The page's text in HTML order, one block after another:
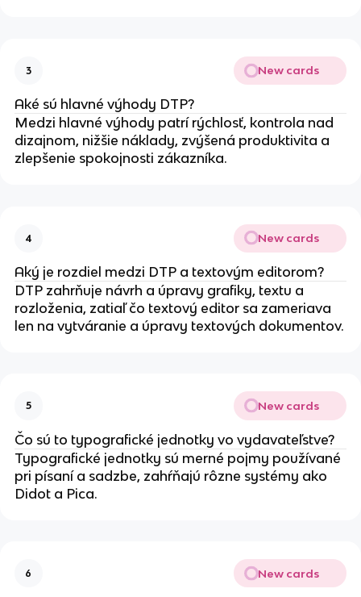
3 New cards
Aké sú hlavné výhody DTP?
Medzi hlavné výhody patrí rýchlosť, kontrola nad
dizajnom, nižšie náklady, zvýšená produktivita a
zlepšenie spokojnosti zákazníka.
4 New cards
Aký je rozdiel medzi DTP a textovým editorom?
DTP zahrňuje návrh a úpravy grafiky, textu a
rozloženia, zatiaľ čo textový editor sa zameriava
len na vytváranie a úpravy textových dokumentov.
5 New cards
Čo sú to typografické jednotky vo vydavateľstve?
Typografické jednotky sú merné pojmy používané
pri písaní a sadzbe, zahŕňajú rôzne systémy ako
Didot a Pica.
6 New cards